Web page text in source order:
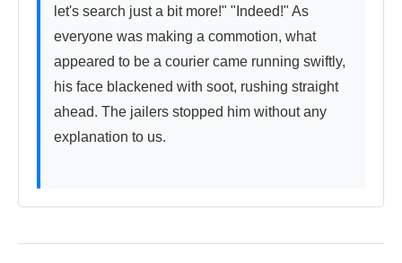
let's search just a bit more!" "Indeed!" As
everyone was making a commotion, what
appeared to be a courier came running swiftly,
his face blackened with soot, rushing straight
ahead. The jailers stopped him without any
explanation to us.